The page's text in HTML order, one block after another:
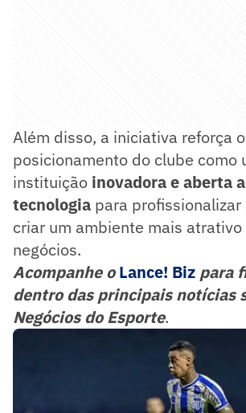
Além disso, a iniciativa reforça o
posicionamento do clube como
instituição inovadora e aberta
tecnologia para profissionalizar
criar um ambiente mais atrativo
negócios.
Acompanhe oLance! Biz para
dentro das principais notícias
Negócios do Esporte.